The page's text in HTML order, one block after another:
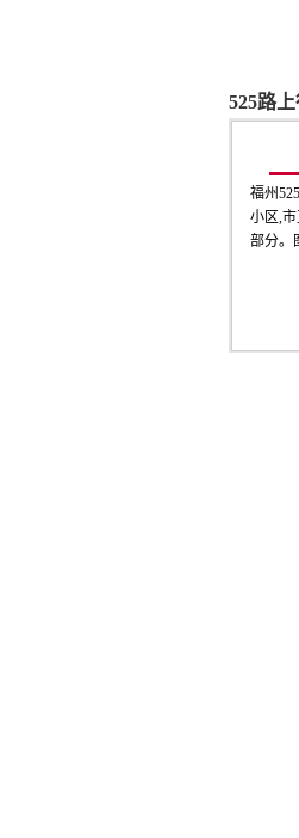
525路
福州
小区,
部分。